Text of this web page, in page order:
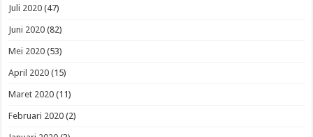
Juli 2020 (47)
Juni 2020 (82)
Mei 2020 (53)
April 2020 (15)
Maret 2020 (11)
Februari 2020 (2)